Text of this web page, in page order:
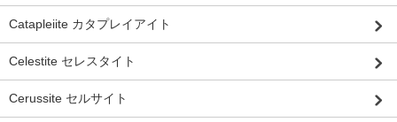
Catapleiite カタプレイアイト
Celestite セレスタイト
Cerussite セルサイト